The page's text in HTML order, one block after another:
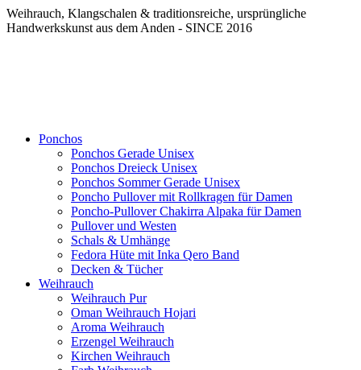
Weihrauch, Klangschalen & traditionsreiche, ursprüngliche
Handwerkskunst aus dem Anden - SINCE 2016
Ponchos
Ponchos Gerade Unisex
Ponchos Dreieck Unisex
Ponchos Sommer Gerade Unisex
Poncho Pullover mit Rollkragen für Damen
Poncho-Pullover Chakirra Alpaka für Damen
Pullover und Westen
Schals & Umhänge
Fedora Hüte mit Inka Qero Band
Decken & Tücher
Weihrauch
Weihrauch Pur
Oman Weihrauch Hojari
Aroma Weihrauch
Erzengel Weihrauch
Kirchen Weihrauch